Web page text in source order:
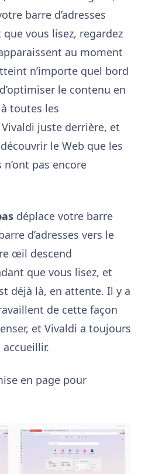
barre d’adresses
que vous lisez, regardez
au moment
n’importe quel bord
le contenu en
à toutes les
juste derrière, et
le Web que les
pas encore
déplace votre barre
d’adresses vers le
œil descend
que vous lisez, et
déjà là, en attente. Il y a
de cette façon
et Vivaldi a toujours
en page pour